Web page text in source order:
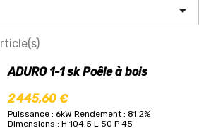

ADURO 1-1 sk Poêle à bois
2 445,60 €
Puissance : 6kW Rendement : 81.2%
Dimensions : H 104.5 L 50 P 45